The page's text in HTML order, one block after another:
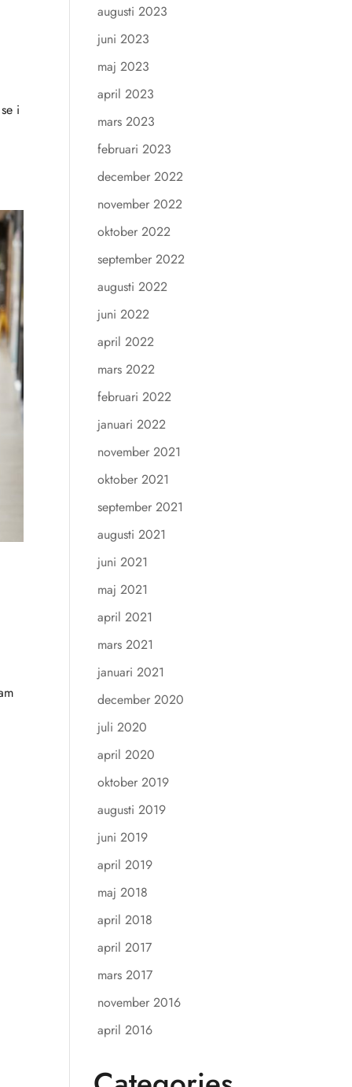
i
augusti 2023
juni 2023
maj 2023
april 2023
mars 2023
februari 2023
december 2022
november 2022
oktober 2022
september 2022
augusti 2022
juni 2022
april 2022
mars 2022
februari 2022
januari 2022
november 2021
oktober 2021
september 2021
augusti 2021
juni 2021
maj 2021
april 2021
mars 2021
januari 2021
december 2020
juli 2020
april 2020
oktober 2019
augusti 2019
juni 2019
april 2019
maj 2018
april 2018
april 2017
mars 2017
november 2016
april 2016